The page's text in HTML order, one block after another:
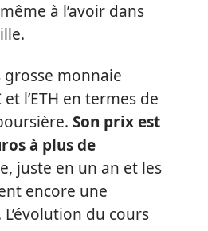
à l’avoir dans
grosse monnaie
l’ETH en termes de
Son prix est
à plus de
juste en un an et les
encore une
du cours